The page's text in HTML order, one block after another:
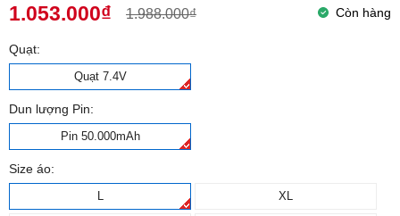
1.053.000₫ 1.988.000₫ Còn hàng
Quạt:
Quạt 7.4V
Dun lượng Pin:
Pin 50.000mAh
Size áo:
L XL